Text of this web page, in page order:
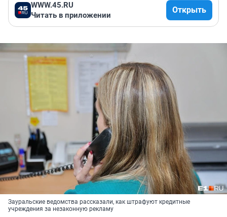
WWW.45.RU
Читать в приложении
Открыть
Зауральские ведомства рассказали, как штрафуют кредитные
учреждения за незаконную рекламу